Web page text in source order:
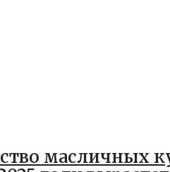
масличных